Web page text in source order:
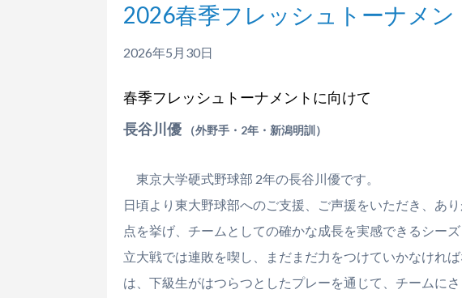
2026春季フレッシュトーナメン
2026年5月30日
春季フレッシュトーナメントに向けて
長谷川優 （外野手・2年・新潟明訓）
東京大学硬式野球部 2年の長谷川優です。
日頃より東大野球部へのご支援、ご声援をいただき、あ
点を挙げ、チームとしての確かな成長を実感できるシー
立大戦では連敗を喫し、まだまだ力をつけていかなけれ
は、下級生がはつらつとしたプレーを通じて、チームに